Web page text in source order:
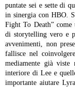
puntate sei e sette di
in sinergia con HBO.
Fight To Death” come
di storytelling vero e
avvenimenti, non
fallisce nel
mediamente già viste
interiore di Lee e
importante aiutare